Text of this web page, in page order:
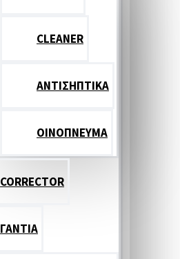
CLEANER
ΑΝΤΙΣΗΠΤΙΚΑ
ΟΙΝΟΠΝΕΥΜΑ
CORRECTOR
ΓΑΝΤΙΑ